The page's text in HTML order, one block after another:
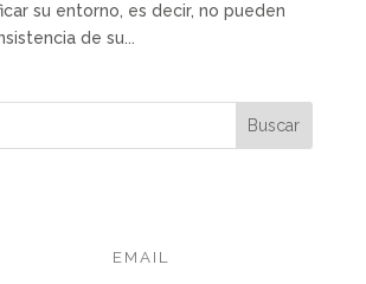
su entorno, es decir, no pueden
de su...